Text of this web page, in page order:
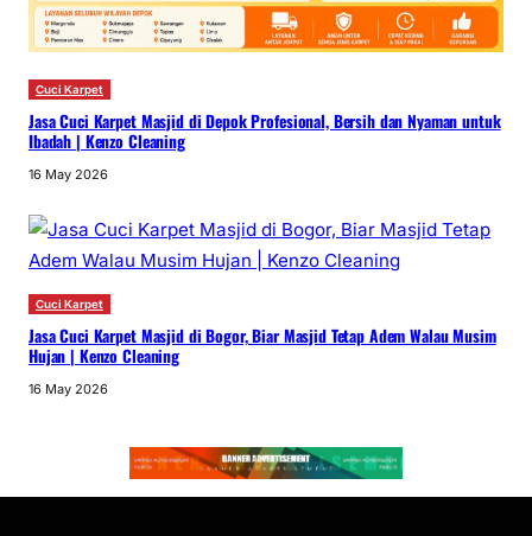
Cuci Karpet
Jasa Cuci Karpet Masjid di Depok Profesional, Bersih dan Nyaman untuk
Ibadah | Kenzo Cleaning
16 May 2026
Cuci Karpet
Jasa Cuci Karpet Masjid di Bogor, Biar Masjid Tetap Adem Walau Musim
Hujan | Kenzo Cleaning
16 May 2026